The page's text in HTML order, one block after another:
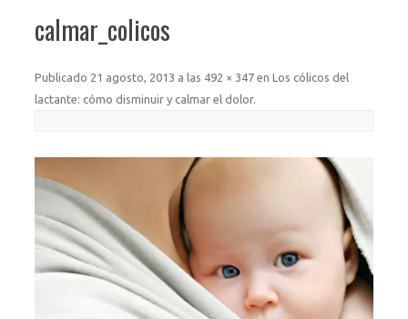
calmar_colicos
Publicado 21 agosto, 2013 a las 492 × 347 en Los cólicos del
lactante: cómo disminuir y calmar el dolor.